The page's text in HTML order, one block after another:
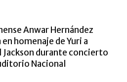
Anwar Hernández
homenaje de Yuri a
Jackson durante concierto
Nacional